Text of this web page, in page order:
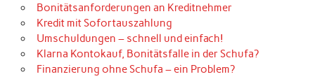
Bonitätsanforderungen an Kreditnehmer
Kredit mit Sofortauszahlung
Umschuldungen – schnell und einfach!
Klarna Kontokauf, Bonitätsfalle in der Schufa?
Finanzierung ohne Schufa – ein Problem?